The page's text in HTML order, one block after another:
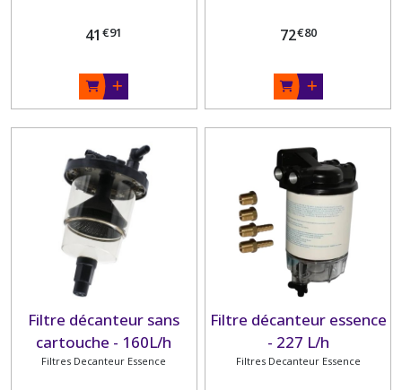
41 €91 72€80
Filtre décanteur sans
cartouche - 160L/h
Filtres Decanteur Essence
Filtre décanteur essence
- 227 L/h
Filtres Decanteur Essence